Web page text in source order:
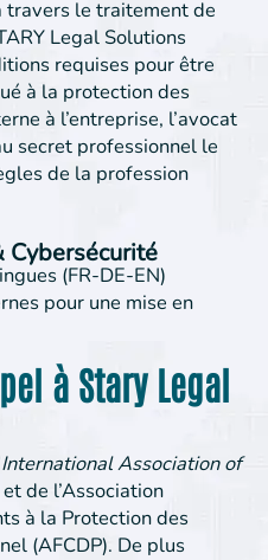
travers le traitement de
Legal Solutions
requises pour être
à la protection des
à l’entreprise, l’avocat
secret professionnel le
de la profession
Cybersécurité
(FR-DE-EN)
pour une mise en
à Stary Legal
International Association of
de l’Association
à la Protection des
(AFCDP). De plus